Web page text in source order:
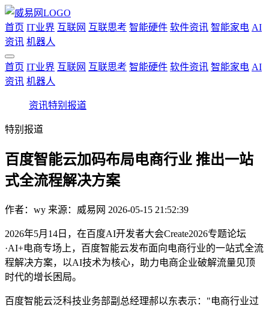
首页 IT业界 互联网 互联思考 智能硬件 软件资讯 智能家电 AI
资讯 机器人
首页 IT业界 互联网 互联思考 智能硬件 软件资讯 智能家电 AI
资讯 机器人
资讯特别报道
特别报道
百度智能云加码布局电商行业 推出一站
式全流程解决方案
作者： wy 来源：威易网 2026-05-15 21:52:39
2026年5月14日，在百度AI开发者大会Create2026专题论坛
·AI+电商专场上，百度智能云发布面向电商行业的一站式全流
程解决方案，以AI技术为核心，助力电商企业破解流量见顶
时代的增长困局。
百度智能云泛科技业务部副总经理郝以东表示："电商行业过